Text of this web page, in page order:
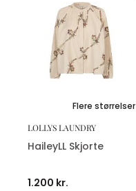
Flere størrelser
LOLLYS LAUNDRY
HaileyLL Skjorte
1.200 kr.